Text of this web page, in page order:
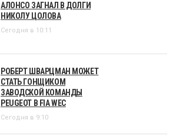
АЛОНСО ЗАГНАЛ В ДОЛГИ
НИКОЛУ ЦОЛОВА
Сегодня в 10:11
РОБЕРТ ШВАРЦМАН МОЖЕТ
СТАТЬ ГОНЩИКОМ
ЗАВОДСКОЙ КОМАНДЫ
PEUGEOT В FIA WEC
Сегодня в 9:10